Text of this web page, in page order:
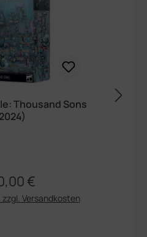
Thousand Sons
Preis:
€
zzgl. Versandkosten
Gib den